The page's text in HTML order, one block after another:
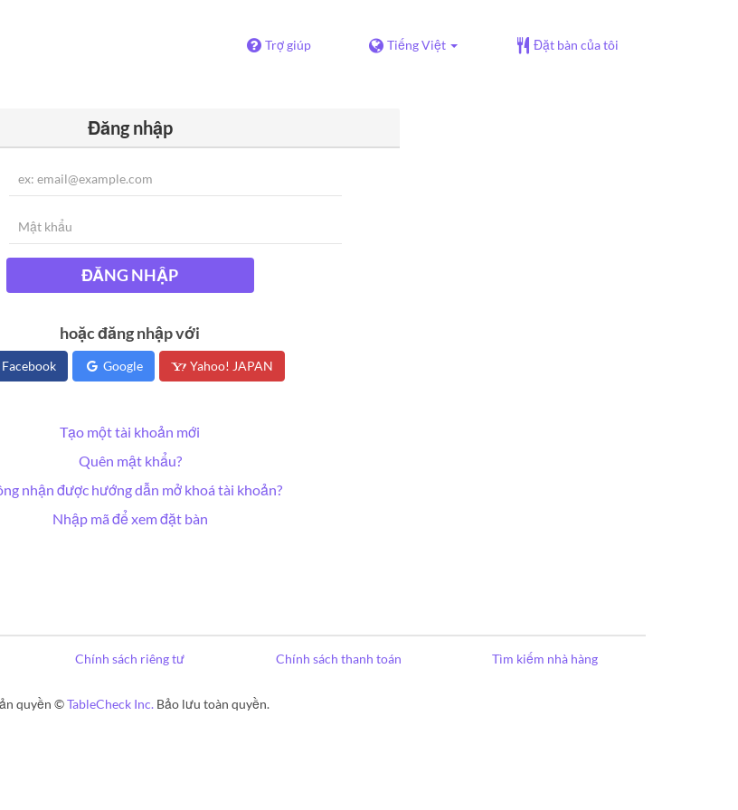
Trợ giúp Tiếng Việt Đặt bàn của tôi
Đăng nhập
ĐĂNG NHẬP
hoặc đăng nhập với
Facebook Google Yahoo! JAPAN
Tạo một tài khoản mới
Quên mật khẩu?
nhận được hướng dẫn mở khoá tài khoản?
Nhập mã để xem đặt bàn
Chính sách riêng tư Chính sách thanh toán Tìm kiếm nhà hàng
quyền ©TableCheck Inc. Bảo lưu toàn quyền.